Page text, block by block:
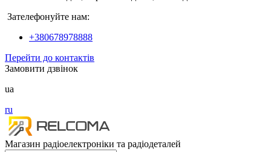
Зателефонуйте нам:
+380678978888
Перейти до контактів
Замовити дзвінок
ua
ru
Магазин радіоелектроніки та радіодеталей